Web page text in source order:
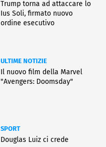
Trump torna ad attaccare lo
Ius Soli, firmato nuovo
ordine esecutivo
ULTIME NOTIZIE
Il nuovo film della Marvel
"Avengers: Doomsday"
SPORT
Douglas Luiz ci crede